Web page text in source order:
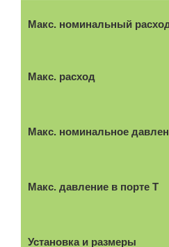
Макс. номинальный
Макс. расход
Макс. номинальное
Макс. давление в порте T
Установка и размеры